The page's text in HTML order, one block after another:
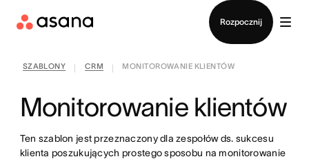
Rozpocznij
SZABLONY CRM MONITOROWANIE KLIENTÓW
Monitorowanie klientów
Ten szablon jest przeznaczony dla zespołów ds. sukcesu
klienta poszukujących prostego sposobu na monitorowanie